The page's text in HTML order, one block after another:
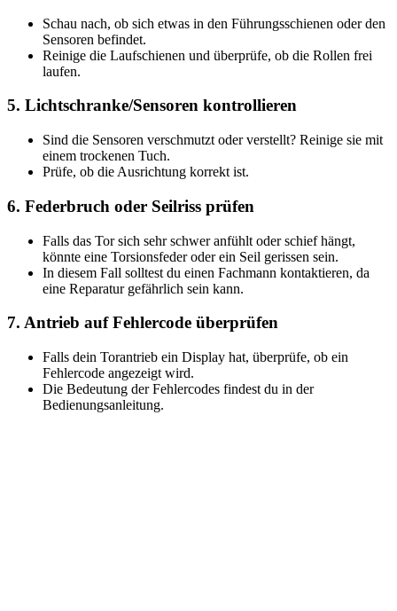
Schau nach, ob sich etwas in den Führungsschienen oder den
Sensoren befindet.
Reinige die Laufschienen und überprüfe, ob die Rollen frei
laufen.
5. Lichtschranke/Sensoren kontrollieren
Sind die Sensoren verschmutzt oder verstellt? Reinige sie mit
einem trockenen Tuch.
Prüfe, ob die Ausrichtung korrekt ist.
6. Federbruch oder Seilriss prüfen
Falls das Tor sich sehr schwer anfühlt oder schief hängt,
könnte eine Torsionsfeder oder ein Seil gerissen sein.
In diesem Fall solltest du einen Fachmann kontaktieren, da
eine Reparatur gefährlich sein kann.
7. Antrieb auf Fehlercode überprüfen
Falls dein Torantrieb ein Display hat, überprüfe, ob ein
Fehlercode angezeigt wird.
Die Bedeutung der Fehlercodes findest du in der
Bedienungsanleitung.